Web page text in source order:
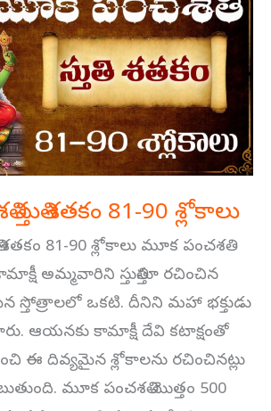
శతకం 81-90 శ్లోకాలు
శతకం 81-90 శ్లోకాలు మూక పంచశతి
అమ్మవారిని స్తుతిస్తూ రచించిన
స్తోత్రాలలో ఒకటి. దీనిని మహా భక్తుడు
ఆయనకు కామాక్షీ దేవి కటాక్షంతో
ఈ దివ్యమైన శ్లోకాలను రచించినట్లు
మూక పంచశతి మొత్తం 500